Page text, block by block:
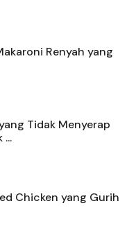
Renyah yang
Tidak Menyerap
...
Chicken yang Gurih